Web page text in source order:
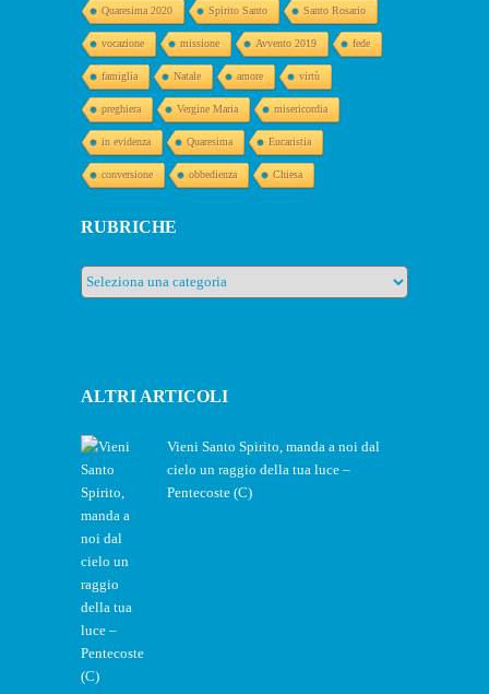
Quaresima 2020 Spirito Santo Santo Rosario
vocazione missione Avvento 2019 fede
famiglia Natale amore virtù
preghiera Vergine Maria misericordia
in evidenza Quaresima Eucaristia
conversione obbedienza Chiesa
RUBRICHE
Rubriche
ALTRI ARTICOLI
Vieni Santo Spirito, manda a noi dal
cielo un raggio della tua luce –
Pentecoste (C)